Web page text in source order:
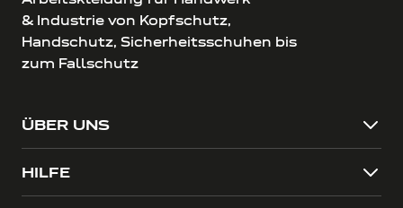
& Industrie von Kopfschutz,
Handschutz, Sicherheitsschuhen bis
zum Fallschutz
ÜBER UNS
HILFE